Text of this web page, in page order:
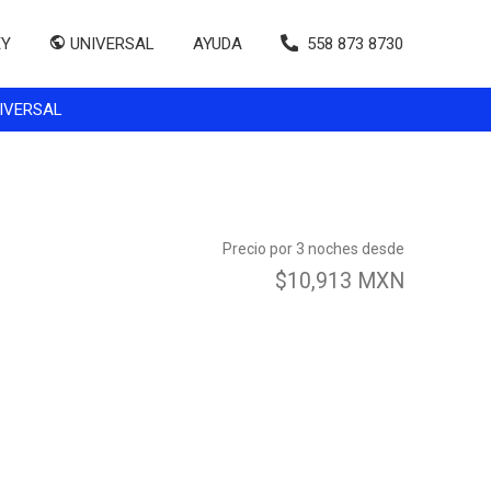
UNIVERSAL AYUDA 558 873 8730
Precio por 3 noches desde
$10,913 MXN